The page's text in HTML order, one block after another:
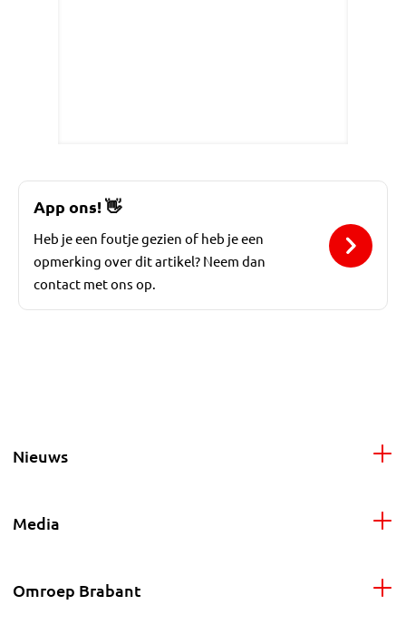
App ons!👋
Heb je een foutje gezien of heb je een
opmerking over dit artikel? Neem dan
contact met ons op.
Nieuws
Media
Omroep Brabant